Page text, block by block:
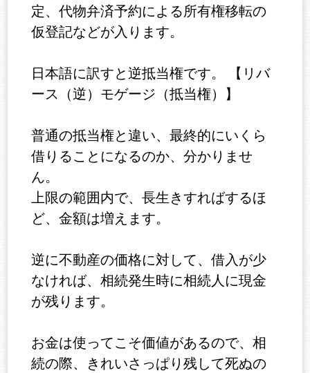
定、代物弁済予約による所有権移転の
仮登記などが入ります。
日本語に訳すと逆抵当権です。 【リバ
ース（逆）モゲージ（抵当権）】
普通の抵当権と違い、最終的にいくら
借りることになるのか、分かりませ
ん。
上限の範囲内で、長生きすればするほ
ど、金額は増えます。
逆に不動産の価格に対して、借入が少
なければ、相続発生時に相続人に現金
が残ります。
お金は使ってこそ価値があるので、相
続の際、きれいさっぱり残して死ぬの